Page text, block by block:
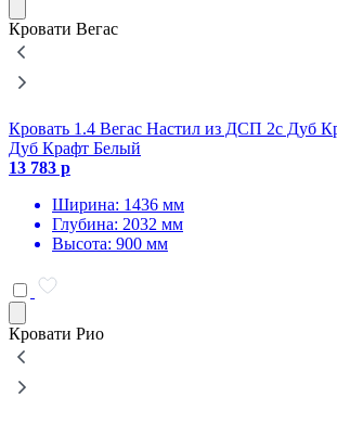
Кровати Вегас
Кровать 1.4 Вегас Настил из ДСП 2с Дуб
Дуб Крафт Белый
13 783 р
Ширина: 1436 мм
Глубина: 2032 мм
Высота: 900 мм
Кровати Рио